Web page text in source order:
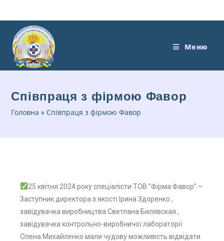
Меню
Співпраця з фірмою Фавор
Головна » Співпраця з фірмою Фавор
25 квітня 2024 року спеціалісти ТОВ “Фірма Фавор” –
Заступник директора з якості Ірина Здоренко ,
завідувачка виробництва Светлана Билявская ,
завідувачка контрольно-виробничої лабораторії
Олена Михайленко мали чудову можливість відвідати